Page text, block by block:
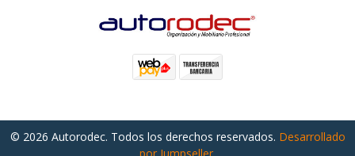
© 2026 Autorodec. Todos los derechos reservados. Desarrollado